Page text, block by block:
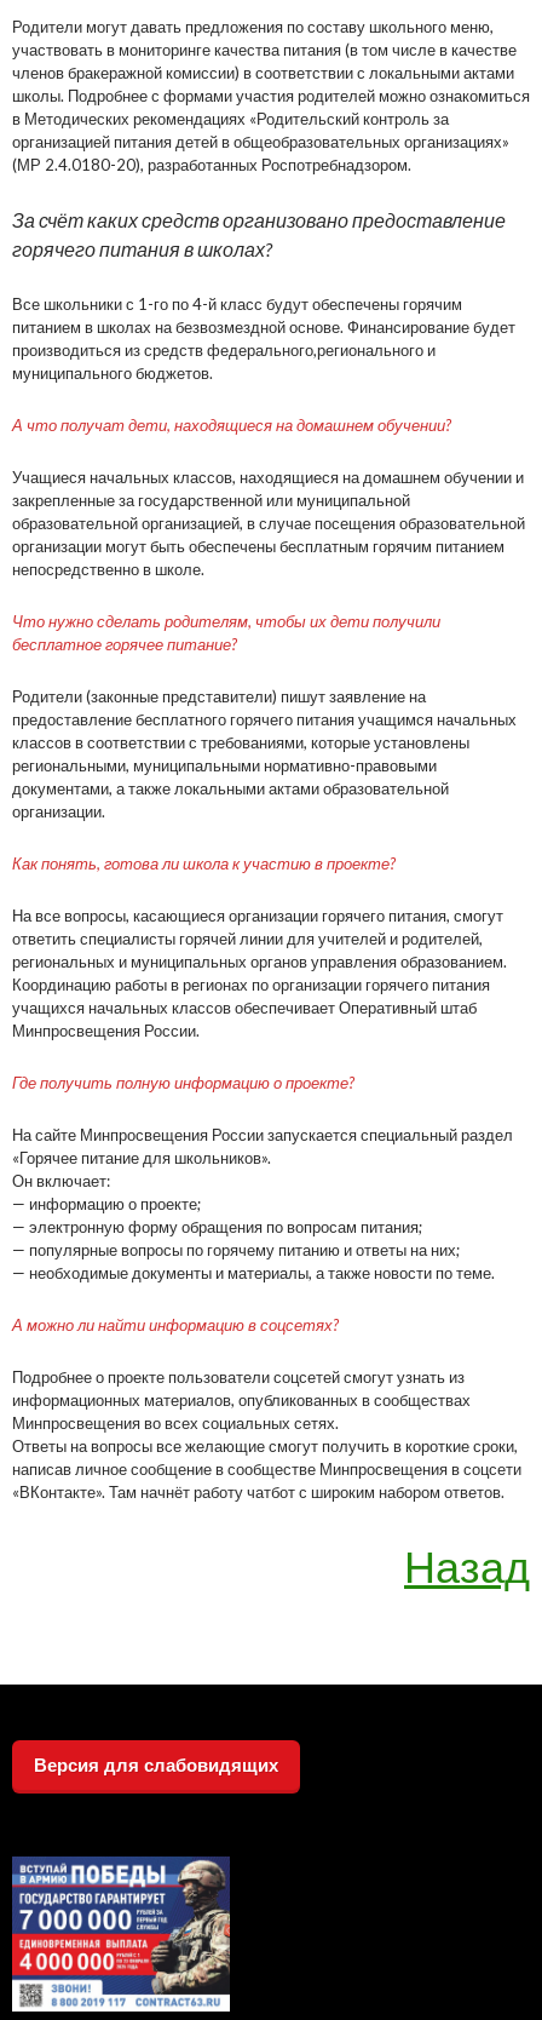
Родители могут давать предложения по составу школьного меню,
участвовать в мониторинге качества питания (в том числе в качестве
членов бракеражной комиссии) в соответствии с локальными актами
школы. Подробнее с формами участия родителей можно ознакомиться
в Методических рекомендациях «Родительский контроль за
организацией питания детей в общеобразовательных организациях»
(МР 2.4.0180-20), разработанных Роспотребнадзором.
За счёт каких средств организовано предоставление
горячего питания в школах?
Все школьники с 1-го по 4-й класс будут обеспечены горячим
питанием в школах на безвозмездной основе. Финансирование будет
производиться из средств федерального,регионального и
муниципального бюджетов.
А что получат дети, находящиеся на домашнем обучении?
Учащиеся начальных классов, находящиеся на домашнем обучении и
закрепленные за государственной или муниципальной
образовательной организацией, в случае посещения образовательной
организации могут быть обеспечены бесплатным горячим питанием
непосредственно в школе.
Что нужно сделать родителям, чтобы их дети получили
бесплатное горячее питание?
Родители (законные представители) пишут заявление на
предоставление бесплатного горячего питания учащимся начальных
классов в соответствии с требованиями, которые установлены
региональными, муниципальными нормативно-правовыми
документами, а также локальными актами образовательной
организации.
Как понять, готова ли школа к участию в проекте?
На все вопросы, касающиеся организации горячего питания, смогут
ответить специалисты горячей линии для учителей и родителей,
региональных и муниципальных органов управления образованием.
Координацию работы в регионах по организации горячего питания
учащихся начальных классов обеспечивает Оперативный штаб
Минпросвещения России.
Где получить полную информацию о проекте?
На сайте Минпросвещения России запускается специальный раздел
«Горячее питание для школьников».
Он включает:
— информацию о проекте;
— электронную форму обращения по вопросам питания;
— популярные вопросы по горячему питанию и ответы на них;
— необходимые документы и материалы, а также новости по теме.
А можно ли найти информацию в соцсетях?
Подробнее о проекте пользователи соцсетей смогут узнать из
информационных материалов, опубликованных в сообществах
Минпросвещения во всех социальных сетях.
Ответы на вопросы все желающие смогут получить в короткие сроки,
написав личное сообщение в сообществе Минпросвещения в соцсети
«ВКонтакте». Там начнёт работу чатбот с широким набором ответов.
Назад
Версия для слабовидящих